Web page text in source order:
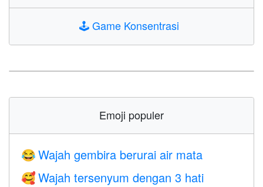
🕹️Game Konsentrasi
Emoji populer
😂 Wajah gembira berurai air mata
🥰 Wajah tersenyum dengan 3 hati